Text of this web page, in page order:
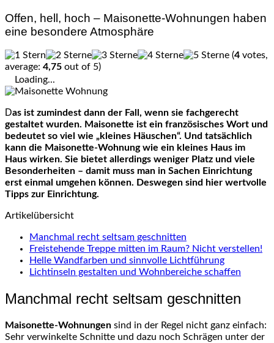
Offen, hell, hoch – Maisonette-Wohnungen haben
eine besondere Atmosphäre
(4 votes,
average: 4,75 out of 5)
Loading...
Das ist zumindest dann der Fall, wenn sie fachgerecht
gestaltet wurden. Maisonette ist ein französisches Wort und
bedeutet so viel wie „kleines Häuschen“. Und tatsächlich
kann die Maisonette-Wohnung wie ein kleines Haus im
Haus wirken. Sie bietet allerdings weniger Platz und viele
Besonderheiten – damit muss man in Sachen Einrichtung
erst einmal umgehen können. Deswegen sind hier wertvolle
Tipps zur Einrichtung.
Artikelübersicht
Manchmal recht seltsam geschnitten
Freistehende Treppe mitten im Raum? Nicht verstellen!
Helle Wandfarben und sinnvolle Lichtführung
Lichtinseln gestalten und Wohnbereiche schaffen
Manchmal recht seltsam geschnitten
Maisonette-Wohnungen sind in der Regel nicht ganz einfach:
Sehr verwinkelte Schnitte und dazu noch Schrägen unter der